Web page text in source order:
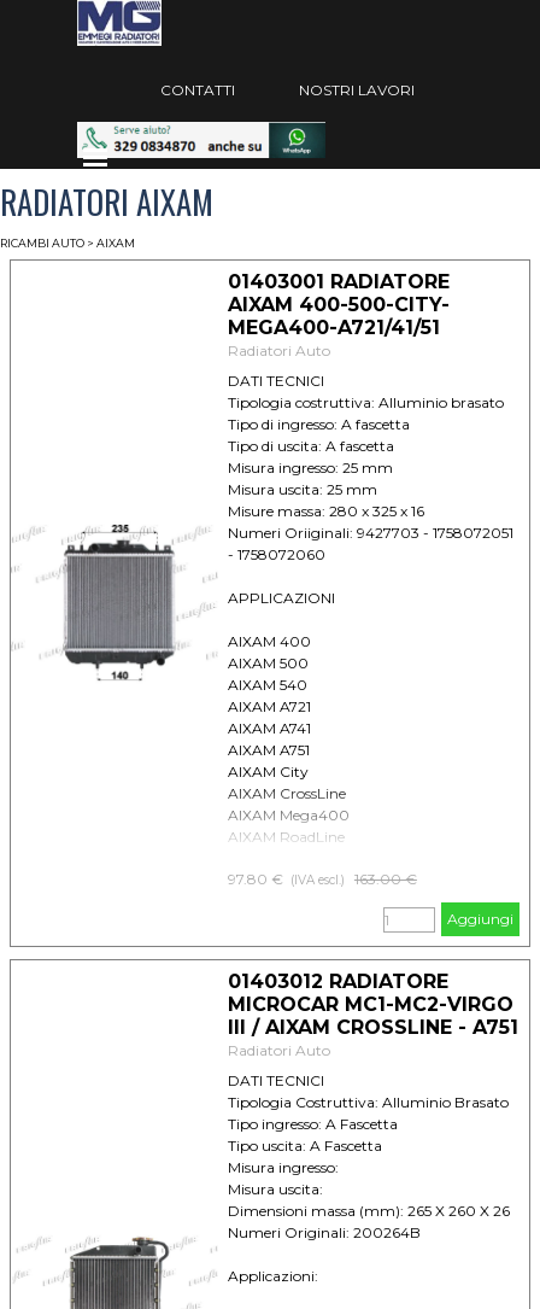
Vai ai contenuti
Salta menù
CONTATTI NOSTRI LAVORI
Salta menù
RADIATORI AIXAM
RICAMBI AUTO > AIXAM
01403001 RADIATORE
AIXAM 400-500-CITY-
MEGA400-A721/41/51
Radiatori Auto
DATI TECNICI
Tipologia costruttiva: Alluminio brasato
Tipo di ingresso: A fascetta
Tipo di uscita: A fascetta
Misura ingresso: 25 mm
Misura uscita: 25 mm
Misure massa: 280 x 325 x 16
Numeri Oriiginali: 9427703 - 1758072051
- 1758072060
APPLICAZIONI
AIXAM 400
AIXAM 500
AIXAM 540
AIXAM A721
AIXAM A741
AIXAM A751
AIXAM City
AIXAM CrossLine
AIXAM Mega400
AIXAM RoadLine
97.80 €
(IVA escl.) Prezzo senza sconto
163.00 €
Aggiungi
01403012 RADIATORE
MICROCAR MC1-MC2-VIRGO
III / AIXAM CROSSLINE - A751
Radiatori Auto
DATI TECNICI
Tipologia Costruttiva: Alluminio Brasato
Tipo ingresso: A Fascetta
Tipo uscita: A Fascetta
Misura ingresso:
Misura uscita:
Dimensioni massa (mm): 265 X 260 X 26
Numeri Originali: 200264B
Applicazioni: